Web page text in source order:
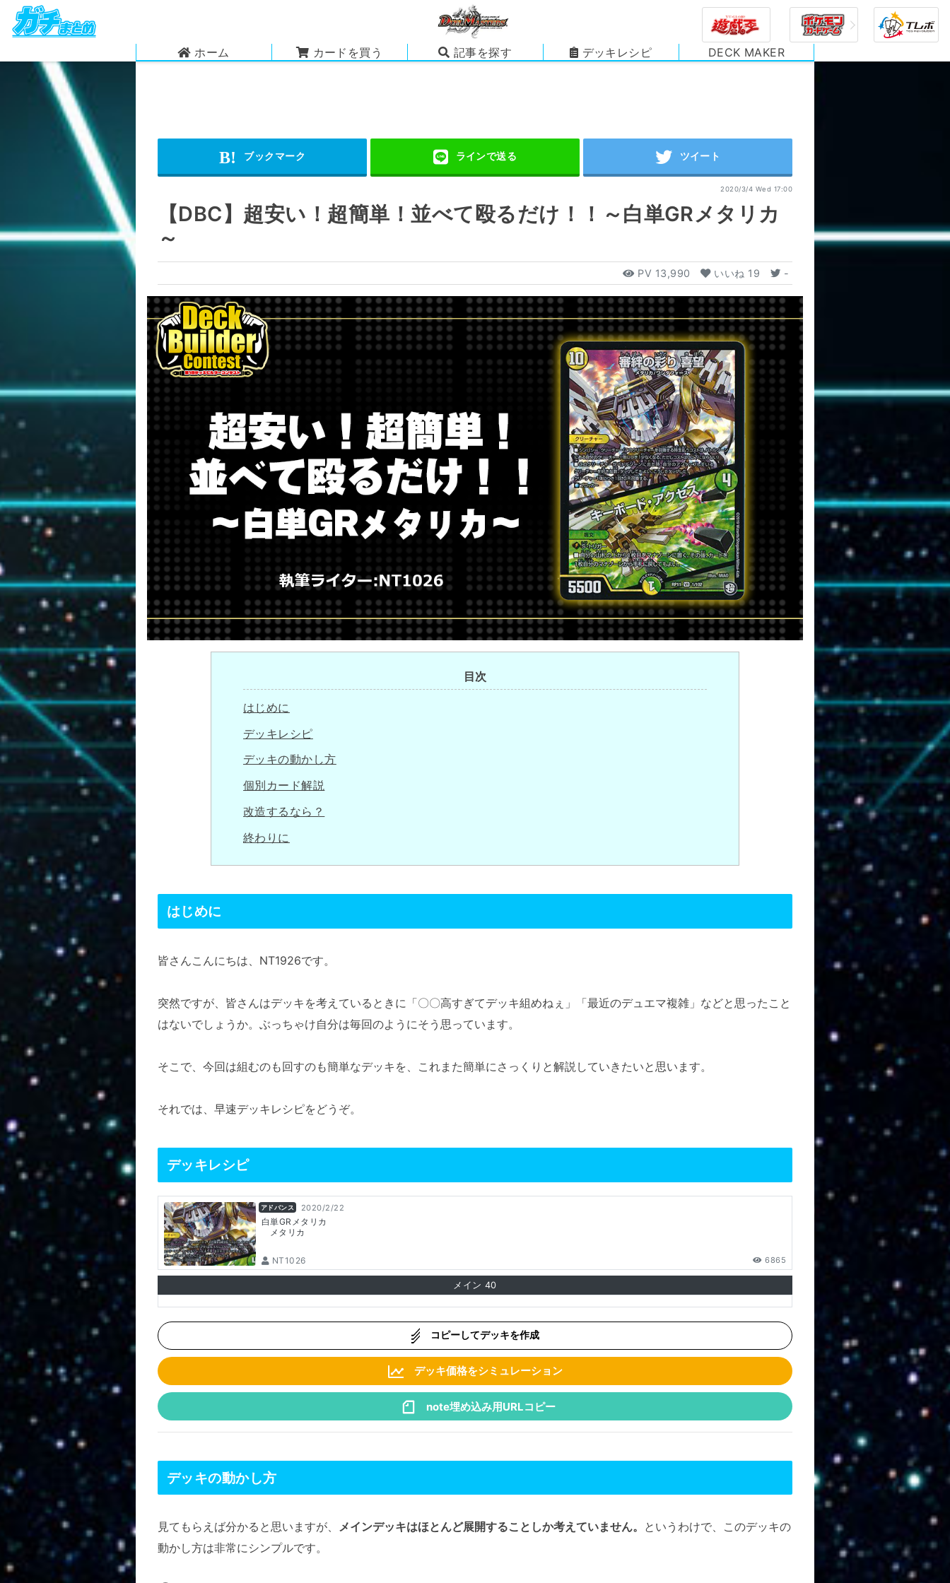
ホーム カードを買う 記事を探す デッキレシピ DECK MAKER
2020/3/4 Wed 17:00
【DBC】超安い！超簡単！並べて殴るだけ！！～白単GRメタリカ
～
PV 13,990 いいね 19 -
目次
はじめに
デッキレシピ
デッキの動かし方
個別カード解説
改造するなら？
終わりに
はじめに
皆さんこんにちは、NT1926です。
突然ですが、皆さんはデッキを考えているときに「〇〇高すぎてデッキ組めねぇ」「最近のデュエマ複雑」などと思ったこと
はないでしょうか。ぶっちゃけ自分は毎回のようにそう思っています。
そこで、今回は組むのも回すのも簡単なデッキを、これまた簡単にさっくりと解説していきたいと思います。
それでは、早速デッキレシピをどうぞ。
デッキレシピ
アドバンス 2020/2/22
白単GRメタリカ
メタリカ
NT1026 6865
メイン 40
コピーしてデッキを作成
デッキ価格をシミュレーション
note埋め込み用URLコピー
デッキの動かし方
見てもらえば分かると思いますが、 メインデッキはほとんど展開することしか考えていません。 というわけで、このデッキの
動かし方は非常にシンプルです。